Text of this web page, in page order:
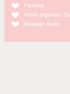
Florence
Home organiser
Massage Auriol